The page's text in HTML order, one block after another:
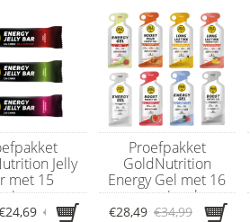
Jelly
met 15
€25,21
Proefpakket
GoldNutrition
Energy Gel met 16
energiegels
€28,49 €34,99